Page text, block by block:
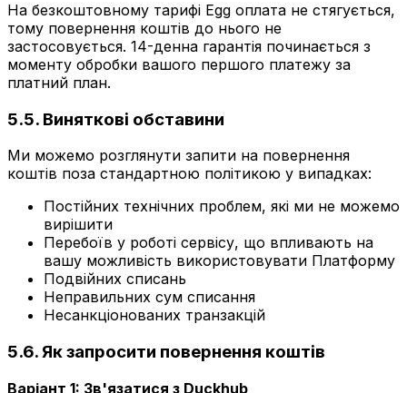
На безкоштовному тарифі Egg оплата не стягується,
тому повернення коштів до нього не
застосовується. 14-денна гарантія починається з
моменту обробки вашого першого платежу за
платний план.
5.5. Виняткові обставини
Ми можемо розглянути запити на повернення
коштів поза стандартною політикою у випадках:
Постійних технічних проблем, які ми не можемо
вирішити
Перебоїв у роботі сервісу, що впливають на
вашу можливість використовувати Платформу
Подвійних списань
Неправильних сум списання
Несанкціонованих транзакцій
5.6. Як запросити повернення коштів
Варіант 1: Зв'язатися з Duckhub